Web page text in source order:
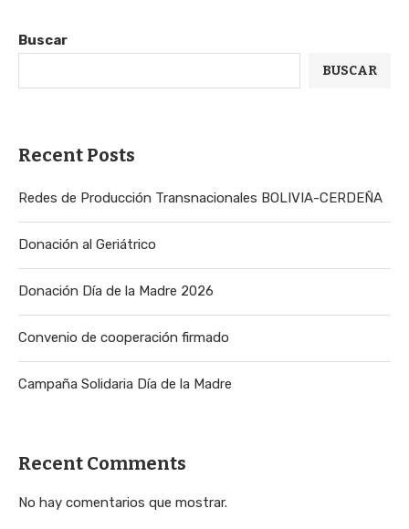
Buscar
BUSCAR
Recent Posts
Redes de Producción Transnacionales BOLIVIA-CERDEÑA
Donación al Geriátrico
Donación Día de la Madre 2026
Convenio de cooperación firmado
Campaña Solidaria Día de la Madre
Recent Comments
No hay comentarios que mostrar.